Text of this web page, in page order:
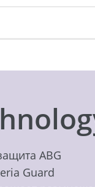
ABG
Guard